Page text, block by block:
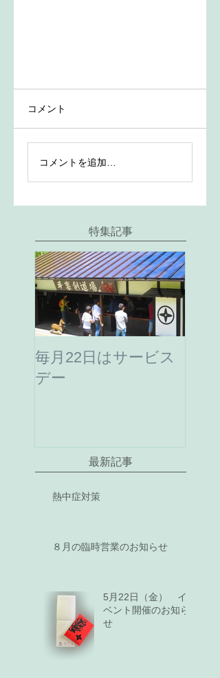
コメント
コメントを追加…
特集記事
毎月22日はサービス
デー
最新記事
熱中症対策
８月の臨時営業のお知らせ
5月22日（金） イ
ベント開催のお知ら
せ